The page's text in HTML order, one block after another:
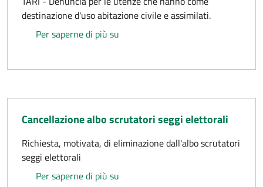
destinazione d'uso abitazione civile e assimilati.
Per saperne di più su
Cancellazione albo scrutatori seggi elettorali
Richiesta, motivata, di eliminazione dall'albo scrutatori
seggi elettorali
Per saperne di più su